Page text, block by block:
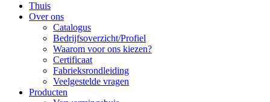
Thuis
Over ons
Catalogus
Bedrijfsoverzicht/Profiel
Waarom voor ons kiezen?
Certificaat
Fabrieksrondleiding
Veelgestelde vragen
Producten